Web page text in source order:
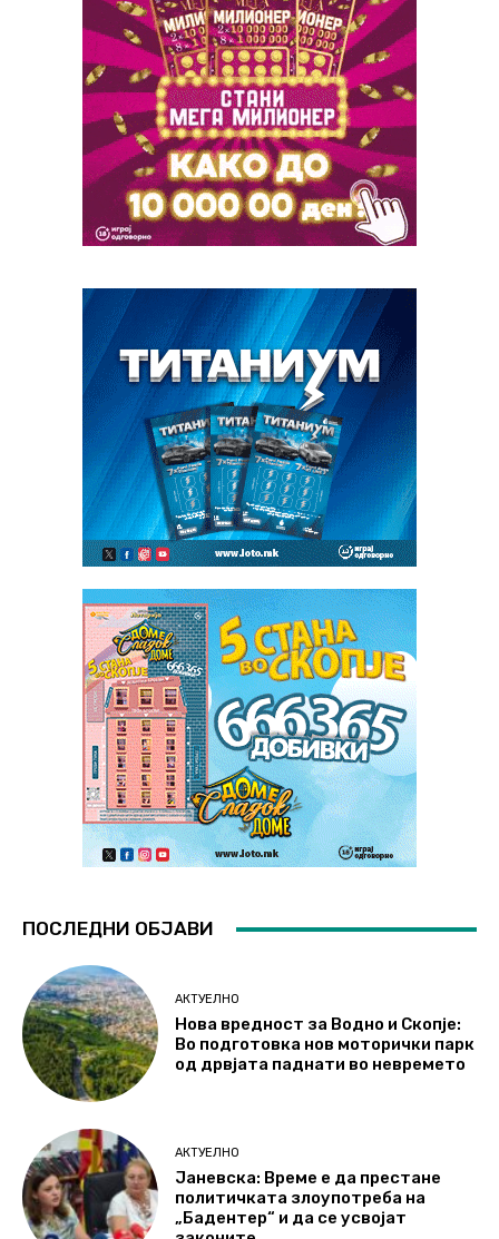
ПОСЛЕДНИ ОБЈАВИ
АКТУЕЛНО
Нова вредност за Водно и Скопје:
Во подготовка нов моторички парк
од дрвјата паднати во невремето
АКТУЕЛНО
Јаневска: Време е да престане
политичката злоупотреба на
„Бадентер“ и да се усвојат